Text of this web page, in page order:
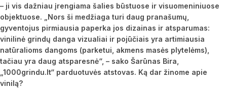
– ji vis dažniau įrengiama šalies būstuose ir visuomeniniuose
objektuose. „Nors ši medžiaga turi daug pranašumų,
gyventojus pirmiausia paperka jos dizainas ir atsparumas:
vinilinė grindų danga vizualiai ir pojūčiais yra artimiausia
natūralioms dangoms (parketui, akmens masės plytelėms),
tačiau yra daug atsparesnė“, – sako Šarūnas Bira,
„1000grindu.lt“ parduotuvės atstovas. Ką dar žinome apie
vinilą?